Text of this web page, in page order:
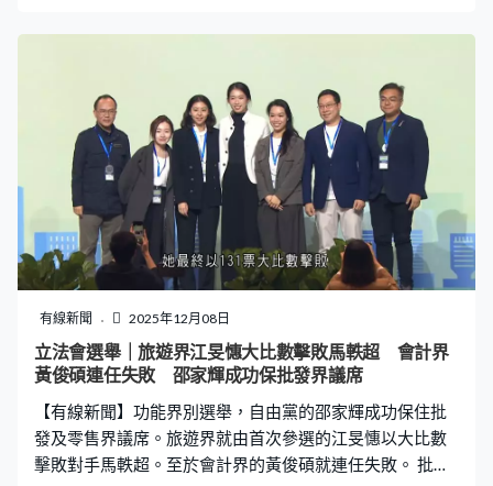
3.45%，比率是十個選區中最高。
有線新聞 2025年12月08日
立法會選舉｜旅遊界江旻憓大比數擊敗馬軼超 會計界
黃俊碩連任失敗 邵家輝成功保批發界議席
【有線新聞】功能界別選舉，自由黨的邵家輝成功保住批
發及零售界議席。旅遊界就由首次參選的江旻憓以大比數
擊敗對手馬軼超。至於會計界的黃俊碩就連任失敗。 批發